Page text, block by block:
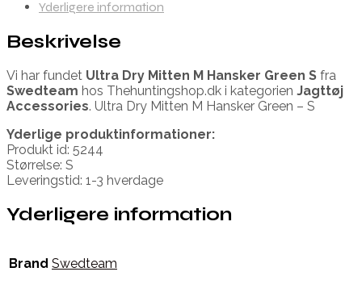
Yderligere information
Beskrivelse
Vi har fundet Ultra Dry Mitten M Hansker Green S fra
Swedteam hos Thehuntingshop.dk i kategorien Jagttøj
Accessories. Ultra Dry Mitten M Hansker Green – S
Yderlige produktinformationer:
Produkt id: 5244
Størrelse: S
Leveringstid: 1-3 hverdage
Yderligere information
Brand Swedteam